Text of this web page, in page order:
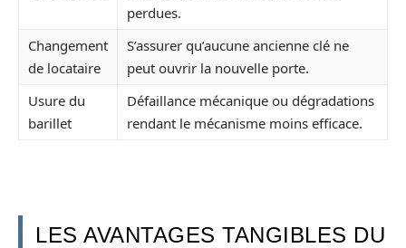
perdues.
Changement
de locataire
S’assurer qu’aucune ancienne clé ne
peut ouvrir la nouvelle porte.
Usure du
barillet
Défaillance mécanique ou dégradations
rendant le mécanisme moins efficace.
LES AVANTAGES TANGIBLES DU